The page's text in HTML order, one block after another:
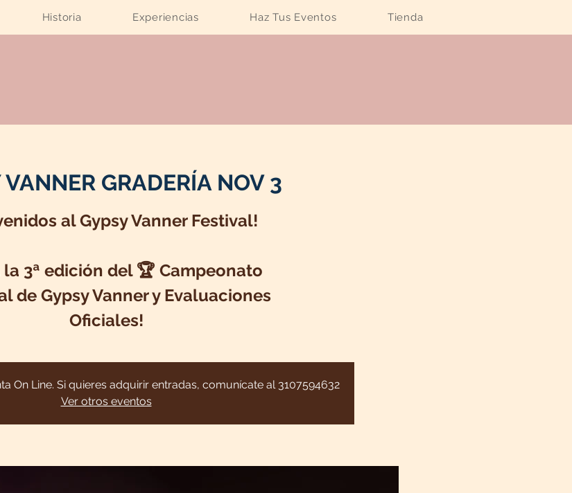
Historia Experiencias Haz Tus Eventos Tienda
VANNER GRADERÍA NOV 3
al Gypsy Vanner Festival!
la 3ª edición del 🏆 Campeonato
de Gypsy Vanner y Evaluaciones
Oficiales!
On Line. Si quieres adquirir entradas, comunícate al 3107594632
Ver otros eventos